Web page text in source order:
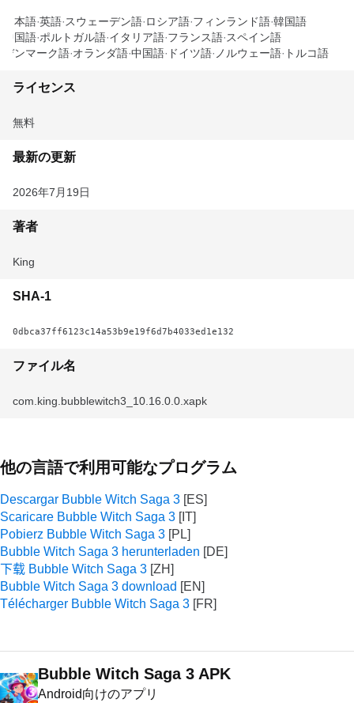
日本語 英語 スウェーデン語 ロシア語 フィンランド語 韓国語
中国語 ポルトガル語 イタリア語 フランス語 スペイン語
デンマーク語 オランダ語 中国語 ドイツ語 ノルウェー語 トルコ語
ライセンス
無料
最新の更新
2026年7月19日
著者
King
SHA-1
0dbca37ff6123c14a53b9e19f6d7b4033ed1e132
ファイル名
com.king.bubblewitch3_10.16.0.0.xapk
他の言語で利用可能なプログラム
Descargar Bubble Witch Saga 3
Scaricare Bubble Witch Saga 3
Pobierz Bubble Witch Saga 3
Bubble Witch Saga 3 herunterladen
下载 Bubble Witch Saga 3
Bubble Witch Saga 3 download
Télécharger Bubble Witch Saga 3
Bubble Witch Saga 3 APK
Android向けのアプリ